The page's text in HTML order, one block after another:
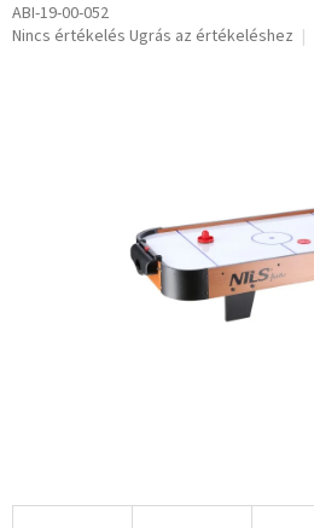
ABI-19-00-052
A
Nincs értékelés Ugrás az értékeléshez